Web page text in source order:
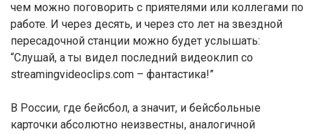
чем можно поговорить с приятелями или коллегами по
работе. И через десять, и через сто лет на звездной
пересадочной станции можно будет услышать:
“Слушай, а ты видел последний видеоклип со
streamingvideoclips.com – фантастика!”
В России, где бейсбол, а значит, и бейсбольные
карточки абсолютно неизвестны, аналогичной